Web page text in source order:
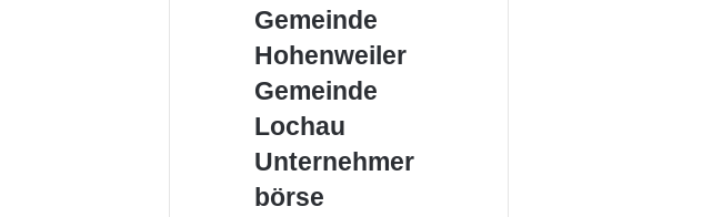
Gemeinde
Gemeinde
Hohenweiler
Gemeinde
Gemeinde
Lochau
Unternehmerbörse
Unternehmer
börse